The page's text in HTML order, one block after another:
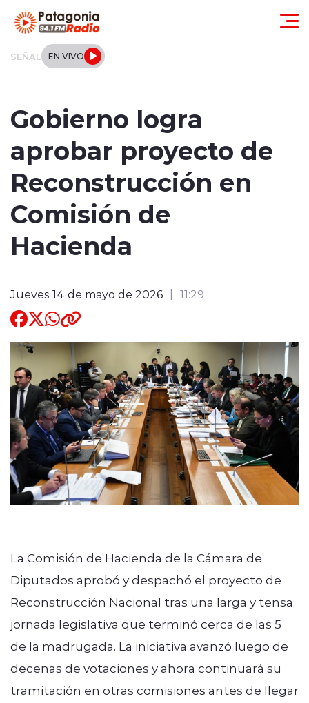
SEÑAL EN VIVO
Tendencias
Internacional
Entrevistas
modo claro
Gobierno logra
aprobar proyecto de
Reconstrucción en
Comisión de
Hacienda
Jueves 14 de mayo de 2026 11:29
La Comisión de Hacienda de la Cámara de
Diputados aprobó y despachó el proyecto de
Reconstrucción Nacional tras una larga y tensa
jornada legislativa que terminó cerca de las 5
de la madrugada. La iniciativa avanzó luego de
decenas de votaciones y ahora continuará su
tramitación en otras comisiones antes de llegar